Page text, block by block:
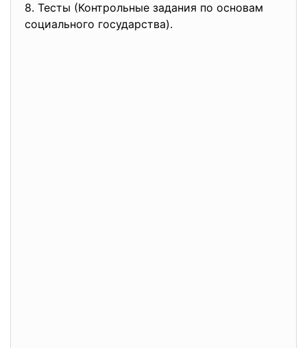
8. Тесты (Контрольные задания по основам
социального государства).